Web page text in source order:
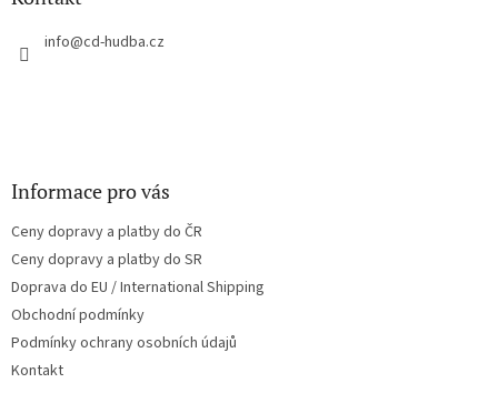
info@cd-hudba.cz
Informace pro vás
Ceny dopravy a platby do ČR
Ceny dopravy a platby do SR
Doprava do EU / International Shipping
Obchodní podmínky
Podmínky ochrany osobních údajů
Kontakt